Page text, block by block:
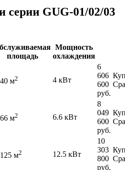
серии GUG-01/02/03
площадь
Мощность
охлаждения
40 м2 4 кВт
6
606
600
руб.
66 м2 6.6 кВт
8
049
600
руб.
125 м2 12.5 кВт
10
303
800
руб.